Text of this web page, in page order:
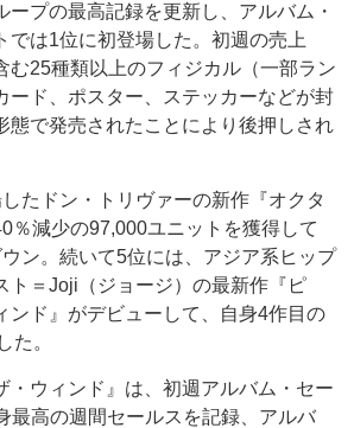
ープの最高記録を更新し、アルバム・
では1位に初登場した。初週の売上
む25種類以上のフィジカル（一部ラン
ード、ポスター、ステッカーなどが封
態で発売されたことにより後押しされ
たドン・トリヴァーの新作『オクタ
％減少の97,000ユニットを獲得して
ン。続いて5位には、アジア系ヒップ
ト＝Joji（ジョージ）の最新作『ピ
ンド』がデビューして、自身4作目の
た。
ウィンド』は、初週アルバム・セー
最高の週間セールスを記録、アルバ